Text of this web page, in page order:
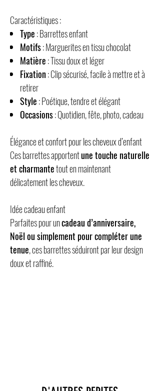
Caractéristiques :
Type: Barrettes enfant
Motifs: Marguerites en tissu chocolat
Matière: Tissu doux et léger
Fixation: Clip sécurisé, facile à mettre et à
retirer
Style: Poétique, tendre et élégant
Occasions: Quotidien, fête, photo, cadeau
Élégance et confort pour les cheveux d’enfant
Ces barrettes apportentune touche naturelle
et charmantetout en maintenant
délicatement les cheveux.
Idée cadeau enfant
Parfaites pour uncadeau d’anniversaire,
Noël ou simplement pour compléter une
tenue, ces barrettes séduiront par leur design
doux et raffiné.